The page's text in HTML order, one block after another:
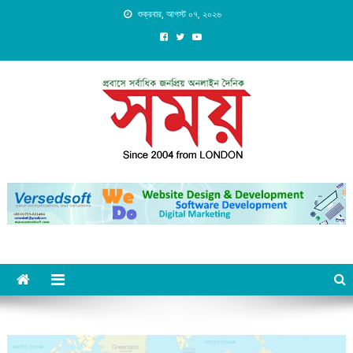
শুক্রবার, আগস্ট ০৭, ২০২৬
Daily Shomoy, Since 2004
from LONDON